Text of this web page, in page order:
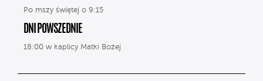
Po mszy świętej o 9:15
DNI POWSZEDNIE
18:00 w kaplicy Matki Bożej